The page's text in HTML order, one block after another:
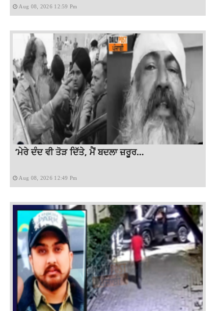
Aug 08, 2026 12:59 Pm
‘ਮੇਰੇ ਦੰਦ ਵੀ ਤੋੜ ਦਿੱਤੇ, ਮੈਂ ਬਦਲਾ ਜ਼ਰੂਰ...
Aug 08, 2026 12:49 Pm